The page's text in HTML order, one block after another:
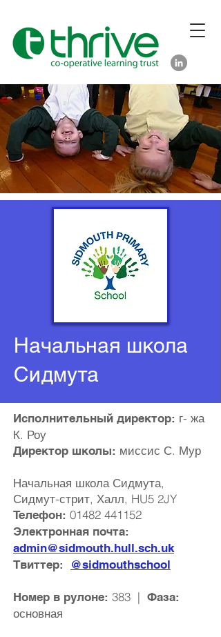
Начальная школа
Сидмута
Исполнительный директор: г- жа
К. Роу
Директор школы: миссис С. Мур
Начальная школа Сидмута,
Сидмут-стрит, Халл, HU5 2JY
Телефон: 01482 441152
Электронная почта:
admin@sidmouth.hull.sch.uk
Твиттер:
@sidmouthschool
Номер в рулоне: 383 | Фаза:
основная